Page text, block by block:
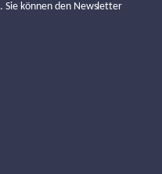
. Sie können den Newsletter